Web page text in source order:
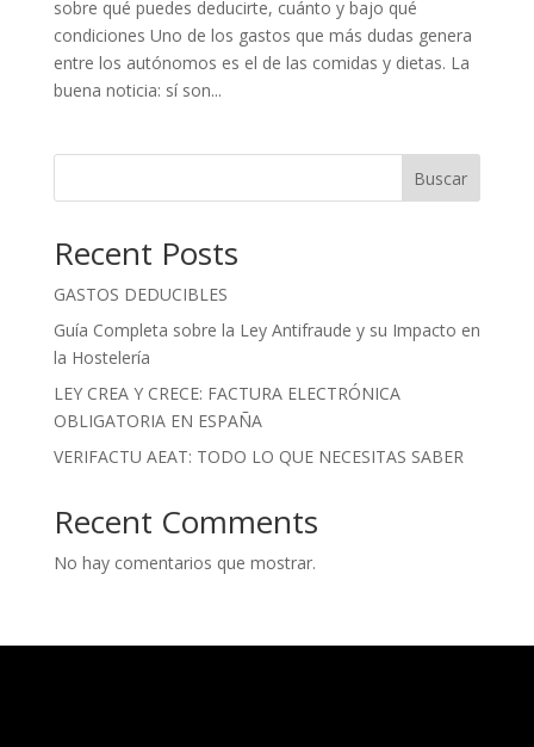
sobre qué puedes deducirte, cuánto y bajo qué
condiciones Uno de los gastos que más dudas genera
entre los autónomos es el de las comidas y dietas. La
buena noticia: sí son...
Buscar
Recent Posts
GASTOS DEDUCIBLES
Guía Completa sobre la Ley Antifraude y su Impacto en
la Hostelería
LEY CREA Y CRECE: FACTURA ELECTRÓNICA
OBLIGATORIA EN ESPAÑA
VERIFACTU AEAT: TODO LO QUE NECESITAS SABER
Recent Comments
No hay comentarios que mostrar.